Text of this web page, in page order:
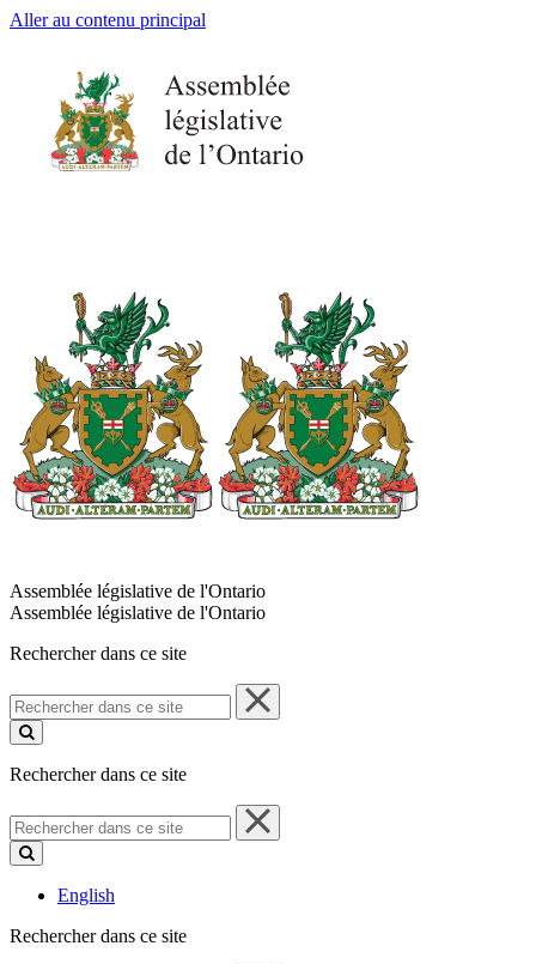
Aller au contenu principal
Assemblée législative de l'Ontario
Assemblée législative de l'Ontario
Rechercher dans ce site
Rechercher
dans
ce
Rechercher dans ce site
Rechercher
dans
ce
English
Rechercher dans ce site